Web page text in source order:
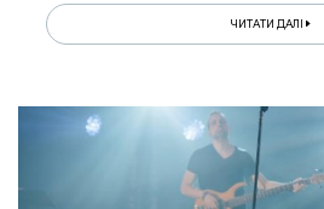
ЧИТАТИ ДАЛІ